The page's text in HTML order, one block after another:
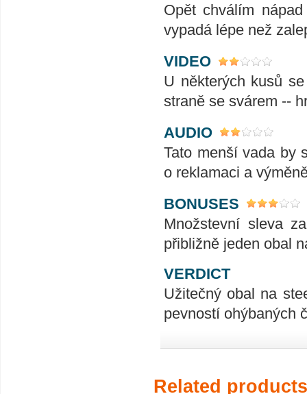
Opět chválím
vypadá lépe než
VIDEO
U některých kusů
straně se svárem --
AUDIO
Tato menší vada by
o reklamaci a
BONUSES
Množstevní sleva
přibližně jeden obal
VERDICT
Užitečný obal na
pevností ohýbaných
Related products